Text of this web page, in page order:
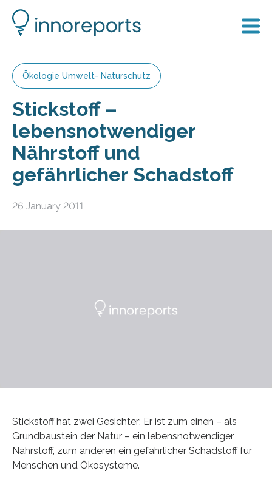
Ökologie Umwelt- Naturschutz
Stickstoff –
lebensnotwendiger
Nährstoff und
gefährlicher Schadstoff
26 January 2011
Stickstoff hat zwei Gesichter: Er ist zum einen – als
Grundbaustein der Natur – ein lebensnotwendiger
Nährstoff, zum anderen ein gefährlicher Schadstoff für
Menschen und Ökosysteme.